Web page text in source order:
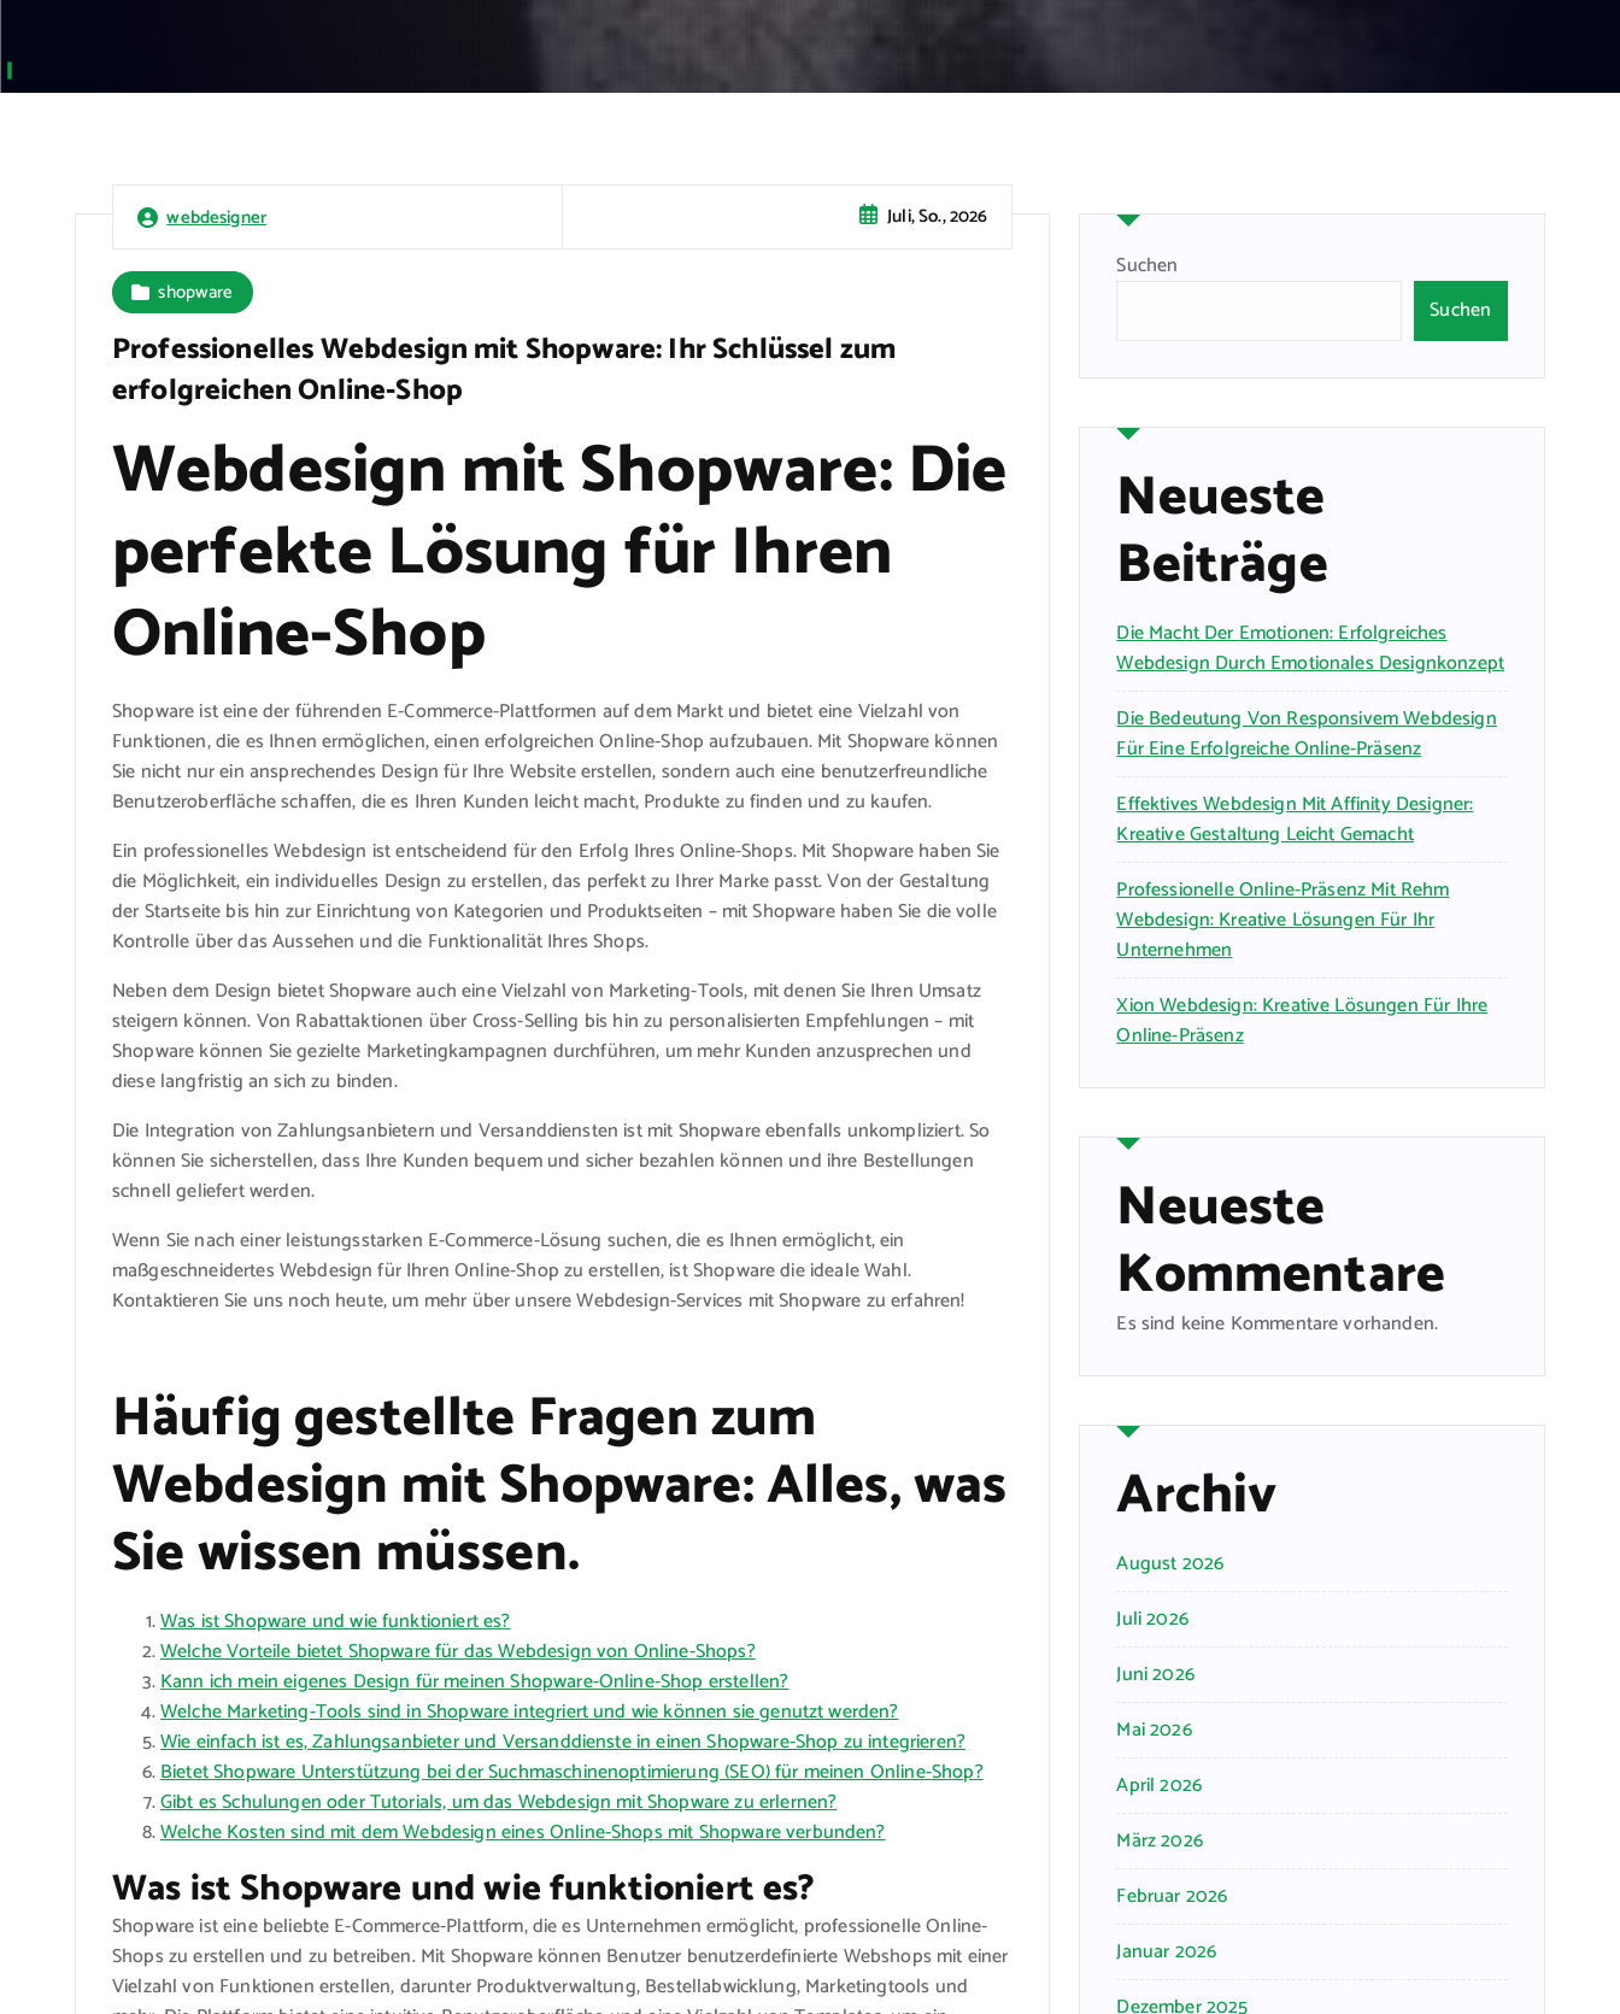
webdesigner Juli, So., 2026
shopware
Professionelles Webdesign mit Shopware: Ihr Schlüssel zum
erfolgreichen Online-Shop
Webdesign mit Shopware: Die
perfekte Lösung für Ihren
Online-Shop
Shopware ist eine der führenden E-Commerce-Plattformen auf dem Markt und bietet eine Vielzahl von
Funktionen, die es Ihnen ermöglichen, einen erfolgreichen Online-Shop aufzubauen. Mit Shopware können
Sie nicht nur ein ansprechendes Design für Ihre Website erstellen, sondern auch eine benutzerfreundliche
Benutzeroberfläche schaffen, die es Ihren Kunden leicht macht, Produkte zu finden und zu kaufen.
Ein professionelles Webdesign ist entscheidend für den Erfolg Ihres Online-Shops. Mit Shopware haben Sie
die Möglichkeit, ein individuelles Design zu erstellen, das perfekt zu Ihrer Marke passt. Von der Gestaltung
der Startseite bis hin zur Einrichtung von Kategorien und Produktseiten – mit Shopware haben Sie die volle
Kontrolle über das Aussehen und die Funktionalität Ihres Shops.
Neben dem Design bietet Shopware auch eine Vielzahl von Marketing-Tools, mit denen Sie Ihren Umsatz
steigern können. Von Rabattaktionen über Cross-Selling bis hin zu personalisierten Empfehlungen – mit
Shopware können Sie gezielte Marketingkampagnen durchführen, um mehr Kunden anzusprechen und
diese langfristig an sich zu binden.
Die Integration von Zahlungsanbietern und Versanddiensten ist mit Shopware ebenfalls unkompliziert. So
können Sie sicherstellen, dass Ihre Kunden bequem und sicher bezahlen können und ihre Bestellungen
schnell geliefert werden.
Wenn Sie nach einer leistungsstarken E-Commerce-Lösung suchen, die es Ihnen ermöglicht, ein
maßgeschneidertes Webdesign für Ihren Online-Shop zu erstellen, ist Shopware die ideale Wahl.
Kontaktieren Sie uns noch heute, um mehr über unsere Webdesign-Services mit Shopware zu erfahren!
Häufig gestellte Fragen zum
Webdesign mit Shopware: Alles, was
Sie wissen müssen.
Was ist Shopware und wie funktioniert es?
Welche Vorteile bietet Shopware für das Webdesign von Online-Shops?
Kann ich mein eigenes Design für meinen Shopware-Online-Shop erstellen?
Welche Marketing-Tools sind in Shopware integriert und wie können sie genutzt werden?
Wie einfach ist es, Zahlungsanbieter und Versanddienste in einen Shopware-Shop zu integrieren?
Bietet Shopware Unterstützung bei der Suchmaschinenoptimierung (SEO) für meinen Online-Shop?
Gibt es Schulungen oder Tutorials, um das Webdesign mit Shopware zu erlernen?
Welche Kosten sind mit dem Webdesign eines Online-Shops mit Shopware verbunden?
Was ist Shopware und wie funktioniert es?
Shopware ist eine beliebte E-Commerce-Plattform, die es Unternehmen ermöglicht, professionelle Online-
Shops zu erstellen und zu betreiben. Mit Shopware können Benutzer benutzerdefinierte Webshops mit einer
Vielzahl von Funktionen erstellen, darunter Produktverwaltung, Bestellabwicklung, Marketingtools und
Suchen
Suchen
Neueste
Beiträge
Die Macht Der Emotionen: Erfolgreiches
Webdesign Durch Emotionales Designkonzept
Die Bedeutung Von Responsivem Webdesign
Für Eine Erfolgreiche Online-Präsenz
Effektives Webdesign Mit Affinity Designer:
Kreative Gestaltung Leicht Gemacht
Professionelle Online-Präsenz Mit Rehm
Webdesign: Kreative Lösungen Für Ihr
Unternehmen
Xion Webdesign: Kreative Lösungen Für Ihre
Online-Präsenz
Neueste
Kommentare
Es sind keine Kommentare vorhanden.
Archiv
August 2026
Juli 2026
Juni 2026
Mai 2026
April 2026
März 2026
Februar 2026
Januar 2026
Dezember 2025